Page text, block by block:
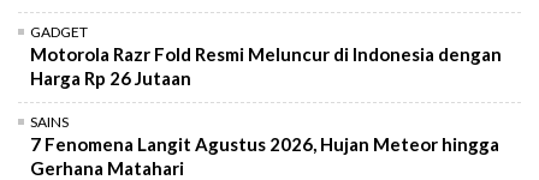
GADGET
Motorola Razr Fold Resmi Meluncur di Indonesia dengan
Harga Rp 26 Jutaan
SAINS
7 Fenomena Langit Agustus 2026, Hujan Meteor hingga
Gerhana Matahari